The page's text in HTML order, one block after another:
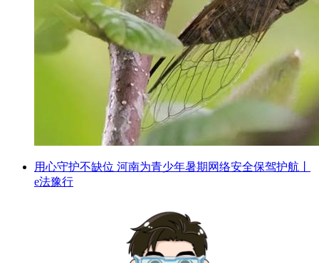
用心守护不缺位 河南为青少年暑期网络安全保驾护航丨
e法豫行